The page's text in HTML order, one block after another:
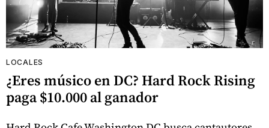
LOCALES
¿Eres músico en DC? Hard Rock Rising
paga $10.000 al ganador